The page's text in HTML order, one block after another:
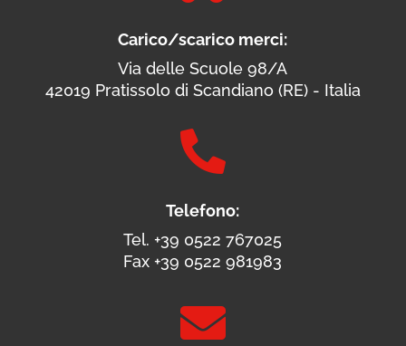
Carico/scarico merci:
Via delle Scuole 98/A
42019 Pratissolo di Scandiano (RE) - Italia

Telefono:
Tel. +39 0522 767025
Fax +39 0522 981983
